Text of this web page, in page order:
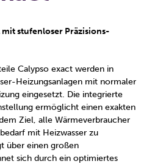
stufenloser Präzisions-
Calypso exact werden in
Heizungsanlagen mit normaler
eingesetzt. Die integrierte
ermöglicht einen exakten
Ziel, alle Wärmeverbraucher
mit Heizwasser zu
über einen großen
sich durch ein optimiertes